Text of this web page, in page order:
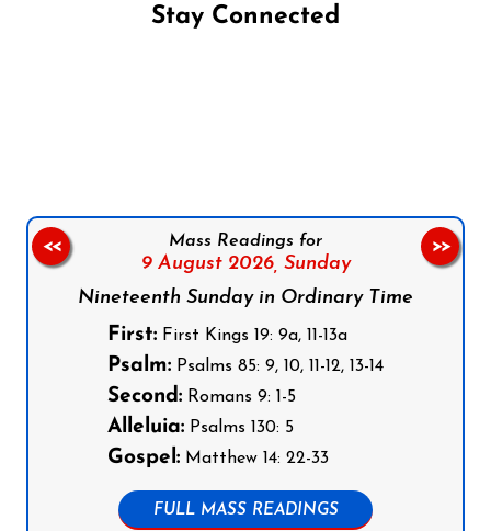
Stay Connected
Mass Readings for
9 August 2026, Sunday
Nineteenth Sunday in Ordinary Time
First: First Kings 19: 9a, 11-13a
Psalm: Psalms 85: 9, 10, 11-12, 13-14
Second: Romans 9: 1-5
Alleluia: Psalms 130: 5
Gospel: Matthew 14: 22-33
FULL MASS READINGS
<< >>